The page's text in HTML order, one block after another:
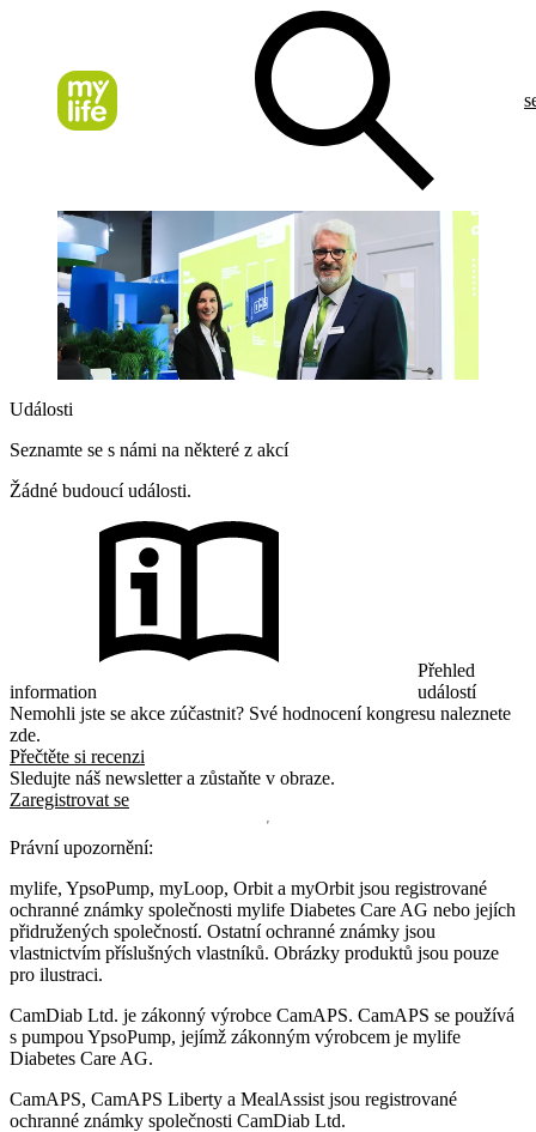
Události
Seznamte se s námi na některé z akcí
Žádné budoucí události.
information
Přehled
událostí
Nemohli jste se akce zúčastnit? Své hodnocení kongresu naleznete
zde.
Přečtěte si recenzi
Sledujte náš newsletter a zůstaňte v obraze.
Zaregistrovat se
Právní upozornění:
mylife, YpsoPump, myLoop, Orbit a myOrbit jsou registrované
ochranné známky společnosti mylife Diabetes Care AG nebo jejích
přidružených společností. Ostatní ochranné známky jsou
vlastnictvím příslušných vlastníků. Obrázky produktů jsou pouze
pro ilustraci.
CamDiab Ltd. je zákonný výrobce CamAPS. CamAPS se používá
s pumpou YpsoPump, jejímž zákonným výrobcem je mylife
Diabetes Care AG.
CamAPS, CamAPS Liberty a MealAssist jsou registrované
ochranné známky společnosti CamDiab Ltd.